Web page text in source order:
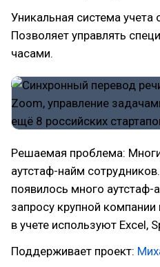
Уникальная система
Позволяет управлять
часами.
Решаемая проблема:
аутстаф-найм
появилось много аутстаф-
запросу крупной
в учете используют Excel,
Поддерживает проект: